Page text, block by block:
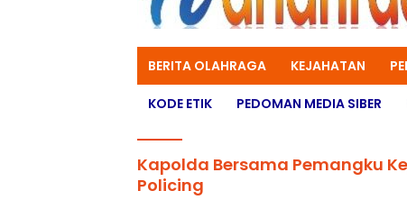
BERITA OLAHRAGA KEJAHATAN
KODE ETIK PEDOMAN MEDIA SIBER
Kapolda Bersama Pemangku
Policing